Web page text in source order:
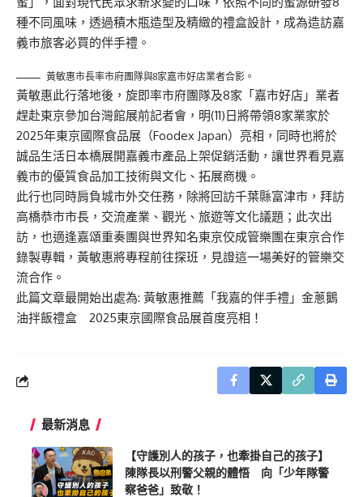
種不同風味，透過積木瓶造型及精緻的禮盒設計，成為造訪嘉
義市旅客必買的伴手禮。
黃敏惠市長率市府團隊與8家嘉市好店業者合影。
黃敏惠此行落地後，旋即率市府團隊及8家「嘉市好店」業者
趕赴東京參加台灣館展前記者會，明(11)日將帶領8家業家於
2025年東京國際食品展（Foodex Japan）亮相，同時也將於
誠品生活日本橋展開嘉義市產品上架促銷活動，讓世界看見嘉
義市的優質食品加工技術與文化、拓展商機。
此行也同時肩負城市外交任務，除將回訪千葉縣富津市，拜訪
高橋恭市市長，交流產業、觀光、旅遊等文化議題；此次出
訪，也適逢嘉頌重奏團與世界知名東京佼成管樂團在東京合作
錄製專輯，黃敏惠將專程前往探班，見證這一場美好的管樂交
流合作。
此篇文章最開始出處為: 黃敏惠推薦「我嘉的伴手禮」金蔥鵝
油拌飯禮盒 2025東京國際食品展首度亮相！
最新消息
【守護別人的孩子，也牽掛自己的孩子】
陳隊長以刑警父親的體悟 向「少年隊警
察爸爸」致敬！